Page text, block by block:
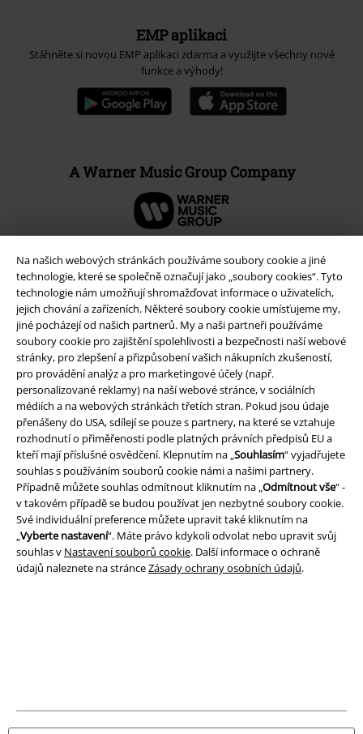
Na našich webových stránkách používáme soubory cookie a jiné
technologie, které se společně označují jako „soubory cookies“. Tyto
technologie nám umožňují shromažďovat informace o uživatelích,
jejich chování a zařízeních. Některé soubory cookie umísťujeme my,
jiné pocházejí od našich partnerů. My a naši partneři používáme
soubory cookie pro zajištění spolehlivosti a bezpečnosti naší webové
stránky, pro zlepšení a přizpůsobení vašich nákupních zkušeností,
pro provádění analýz a pro marketingové účely (např.
personalizované reklamy) na naší webové stránce, v sociálních
médiích a na webových stránkách třetích stran. Pokud jsou údaje
přenášeny do USA, sdílejí se pouze s partnery, na které se vztahuje
rozhodnutí o přiměřenosti podle platných právních předpisů EU a
kteří mají příslušné osvědčení. Klepnutím na „Souhlasím“ vyjadřujete
souhlas s používáním souborů cookie námi a našimi partnery.
Případně můžete souhlas odmítnout kliknutím na „Odmítnout vše“ -
v takovém případě se budou používat jen nezbytné soubory cookie.
Své individuální preference můžete upravit také kliknutím na
„Vyberte nastavení“. Máte právo kdykoli odvolat nebo upravit svůj
souhlas v Nastavení souborů cookie. Další informace o ochraně
údajů naleznete na stránceZásady ochrany osobních údajů.
EMP aplikaci
Stáhněte si novou EMP aplikaci zdarma a využijte všechny nové
funkce a výhody!
A Warner Music Group Company
Právní informace
Podmínky
Prohlášení
Ochrana osobních údajů
Likvidace odpadu a ochrana životního prostředí
Všechny ceny jsou včetně DPH, bezpoštovného a balného